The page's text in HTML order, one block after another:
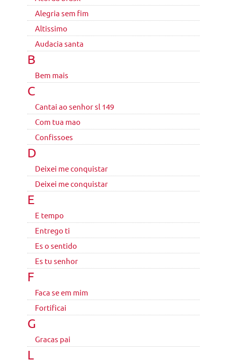
Alegria sem fim
Altissimo
Audacia santa
B
Bem mais
C
Cantai ao senhor sl 149
Com tua mao
Confissoes
D
Deixei me conquistar
Deixei me conquistar
E
E tempo
Entrego ti
Es o sentido
Es tu senhor
F
Faca se em mim
Fortificai
G
Gracas pai
L